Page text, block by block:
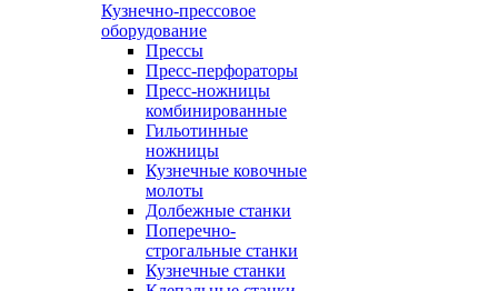
Кузнечно-прессовое
оборудование
Прессы
Пресс-перфораторы
Пресс-ножницы
комбинированные
Гильотинные
ножницы
Кузнечные ковочные
молоты
Долбежные станки
Поперечно-
строгальные станки
Кузнечные станки